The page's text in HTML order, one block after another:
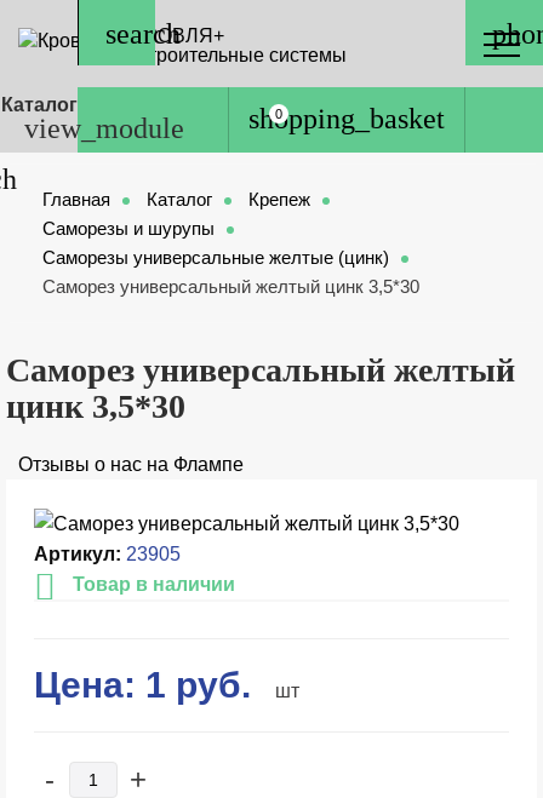
КРОВЛЯ+
Строительные системы
0
Главная Каталог
Крепеж
Саморезы и шурупы
Саморезы универсальные желтые (цинк)
Саморез универсальный желтый цинк 3,5*30
Саморез универсальный желтый
цинк 3,5*30
Каталог
Отзывы о нас на Флампе
Артикул: 23905
Товар в наличии
Цена: 1 руб. шт
- +